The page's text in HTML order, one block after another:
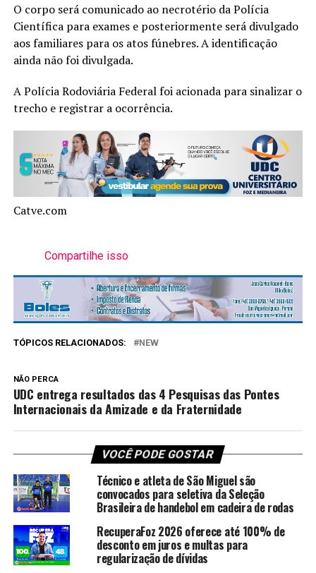
O corpo será comunicado ao necrotério da Polícia
Científica para exames e posteriormente será divulgado
aos familiares para os atos fúnebres. A identificação
ainda não foi divulgada.
A Polícia Rodoviária Federal foi acionada para sinalizar o
trecho e registrar a ocorrência.
Catve.com
Compartilhe isso
TÓPICOS RELACIONADOS: NEW
NÃO PERCA
UDC entrega resultados das 4 Pesquisas das Pontes
Internacionais da Amizade e da Fraternidade
VOCÊ PODE GOSTAR
Técnico e atleta de São Miguel são
convocados para seletiva da Seleção
Brasileira de handebol em cadeira de rodas
RecuperaFoz 2026 oferece até 100% de
desconto em juros e multas para
regularização de dívidas